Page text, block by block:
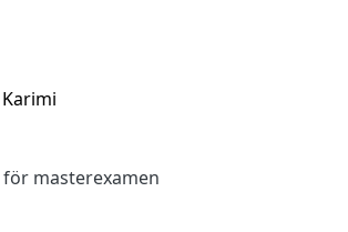
masterexamen